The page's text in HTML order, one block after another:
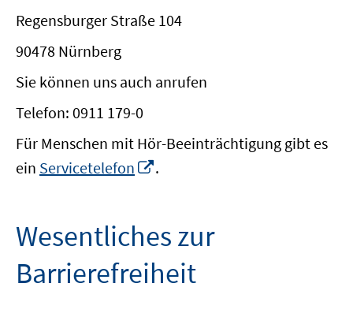
Regensburger Straße 104
90478 Nürnberg
Sie können uns auch anrufen
Telefon: 0911 179-0
Für Menschen mit Hör-Beeinträchtigung gibt es
ein Servicetelefon .
Wesentliches zur
Barrierefreiheit